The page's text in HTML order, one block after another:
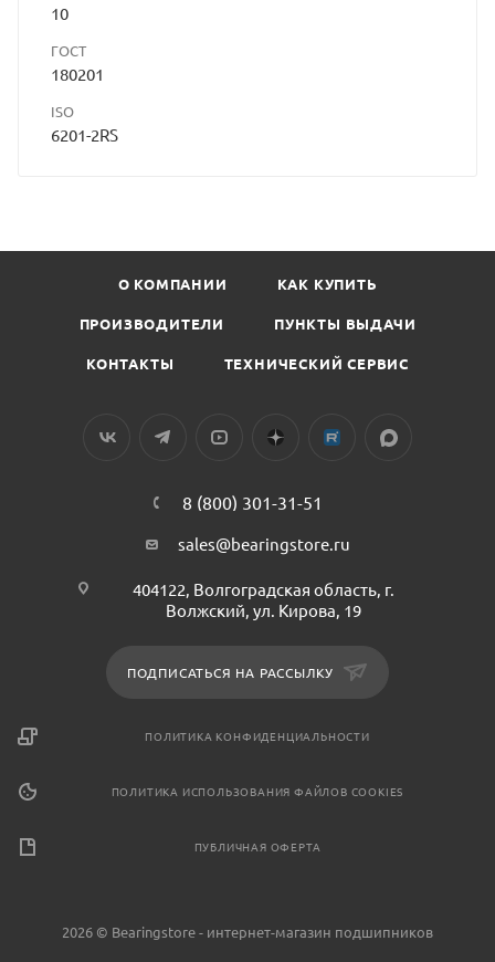
10
ГОСТ
180201
ISO
6201-2RS
О КОМПАНИИ КАК КУПИТЬ
ПРОИЗВОДИТЕЛИ ПУНКТЫ ВЫДАЧИ
КОНТАКТЫ ТЕХНИЧЕСКИЙ СЕРВИС
8 (800) 301-31-51
sales@bearingstore.ru
404122, Волгоградская область, г.
Волжский, ул. Кирова, 19
ПОДПИСАТЬСЯ НА РАССЫЛКУ
ПОЛИТИКА КОНФИДЕНЦИАЛЬНОСТИ
ПОЛИТИКА ИСПОЛЬЗОВАНИЯ ФАЙЛОВ COOKIES
ПУБЛИЧНАЯ ОФЕРТА
2026 © Bearingstore - интернет-магазин подшипников